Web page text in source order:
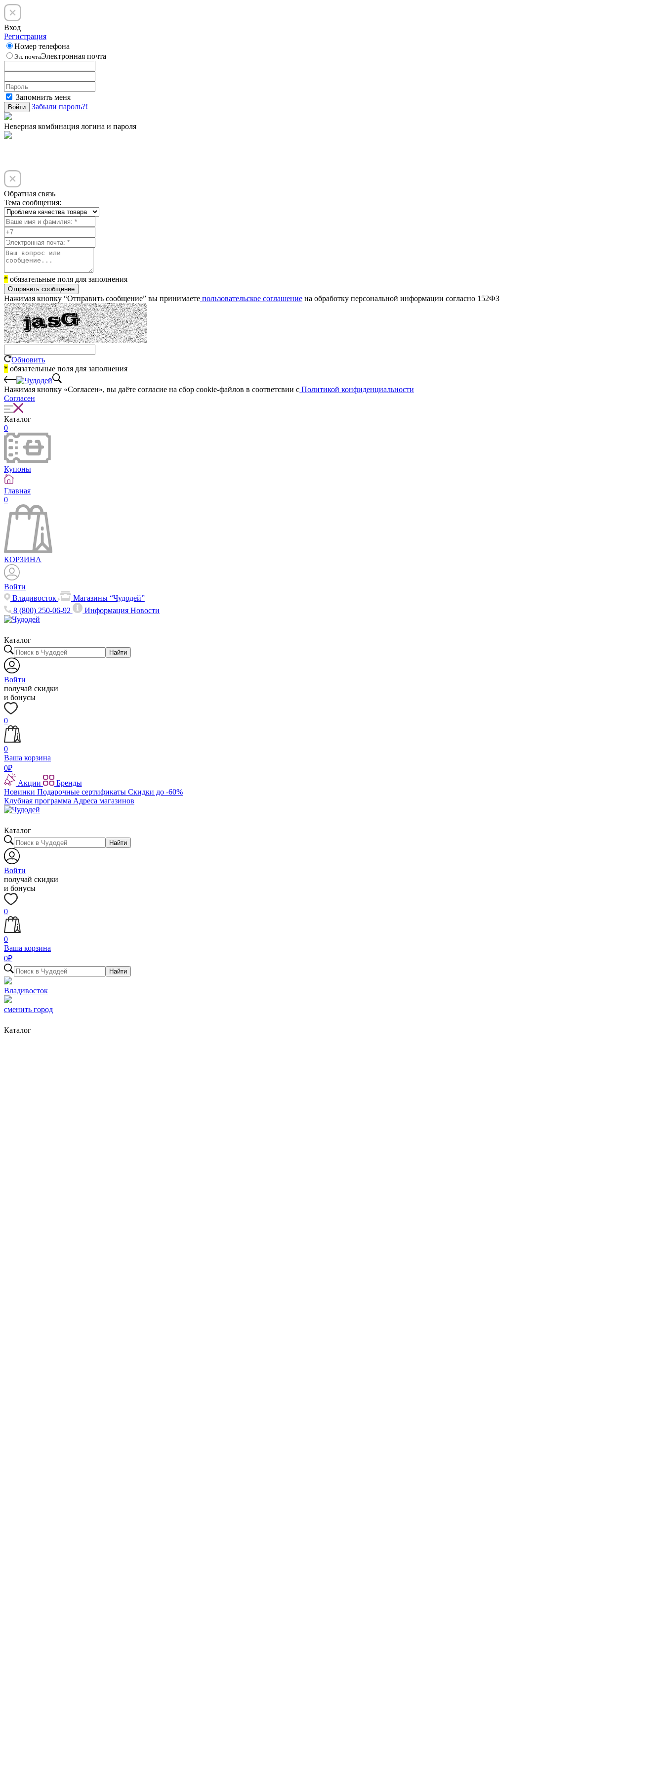
Вход
Регистрация
Номер телефона
Эл. почтаЭлектронная почта
Запомнить меня
Войти Забыли пароль?!
Неверная комбинация логина и пароля
Обратная связь
Тема сообщения:
* обязательные поля для заполнения
Отправить сообщение
Нажимая кнопку “Отправить сообщение” вы принимаете пользовательское соглашение на обработку персональной информации согласно 152ФЗ
Обновить
* обязательные поля для заполнения
Нажимая кнопку «Согласен», вы даёте cогласие на сбор cookie-файлов в соответсвии с Политикой конфиденциальности
Согласен
Каталог
0
Купоны
Главная
0
КОРЗИНА
Войти
Владивосток
Магазины “Чудодей”
8 (800) 250-06-92
ИнформацияНовости
Каталог
Найти
Войти
получай скидки
и бонусы
0
0
Ваша корзина
0₽
Акции
Бренды
Новинки Подарочные сертификаты Скидки до -60%
Клубная программа Адреса магазинов
Каталог
Найти
Войти
получай скидки
и бонусы
0
0
Ваша корзина
0₽
Найти
Владивосток
сменить город
Каталог